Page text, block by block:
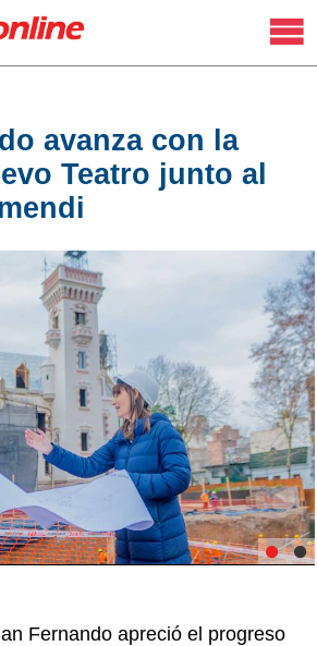
avanza con la
Teatro junto al
Fernando apreció el progreso